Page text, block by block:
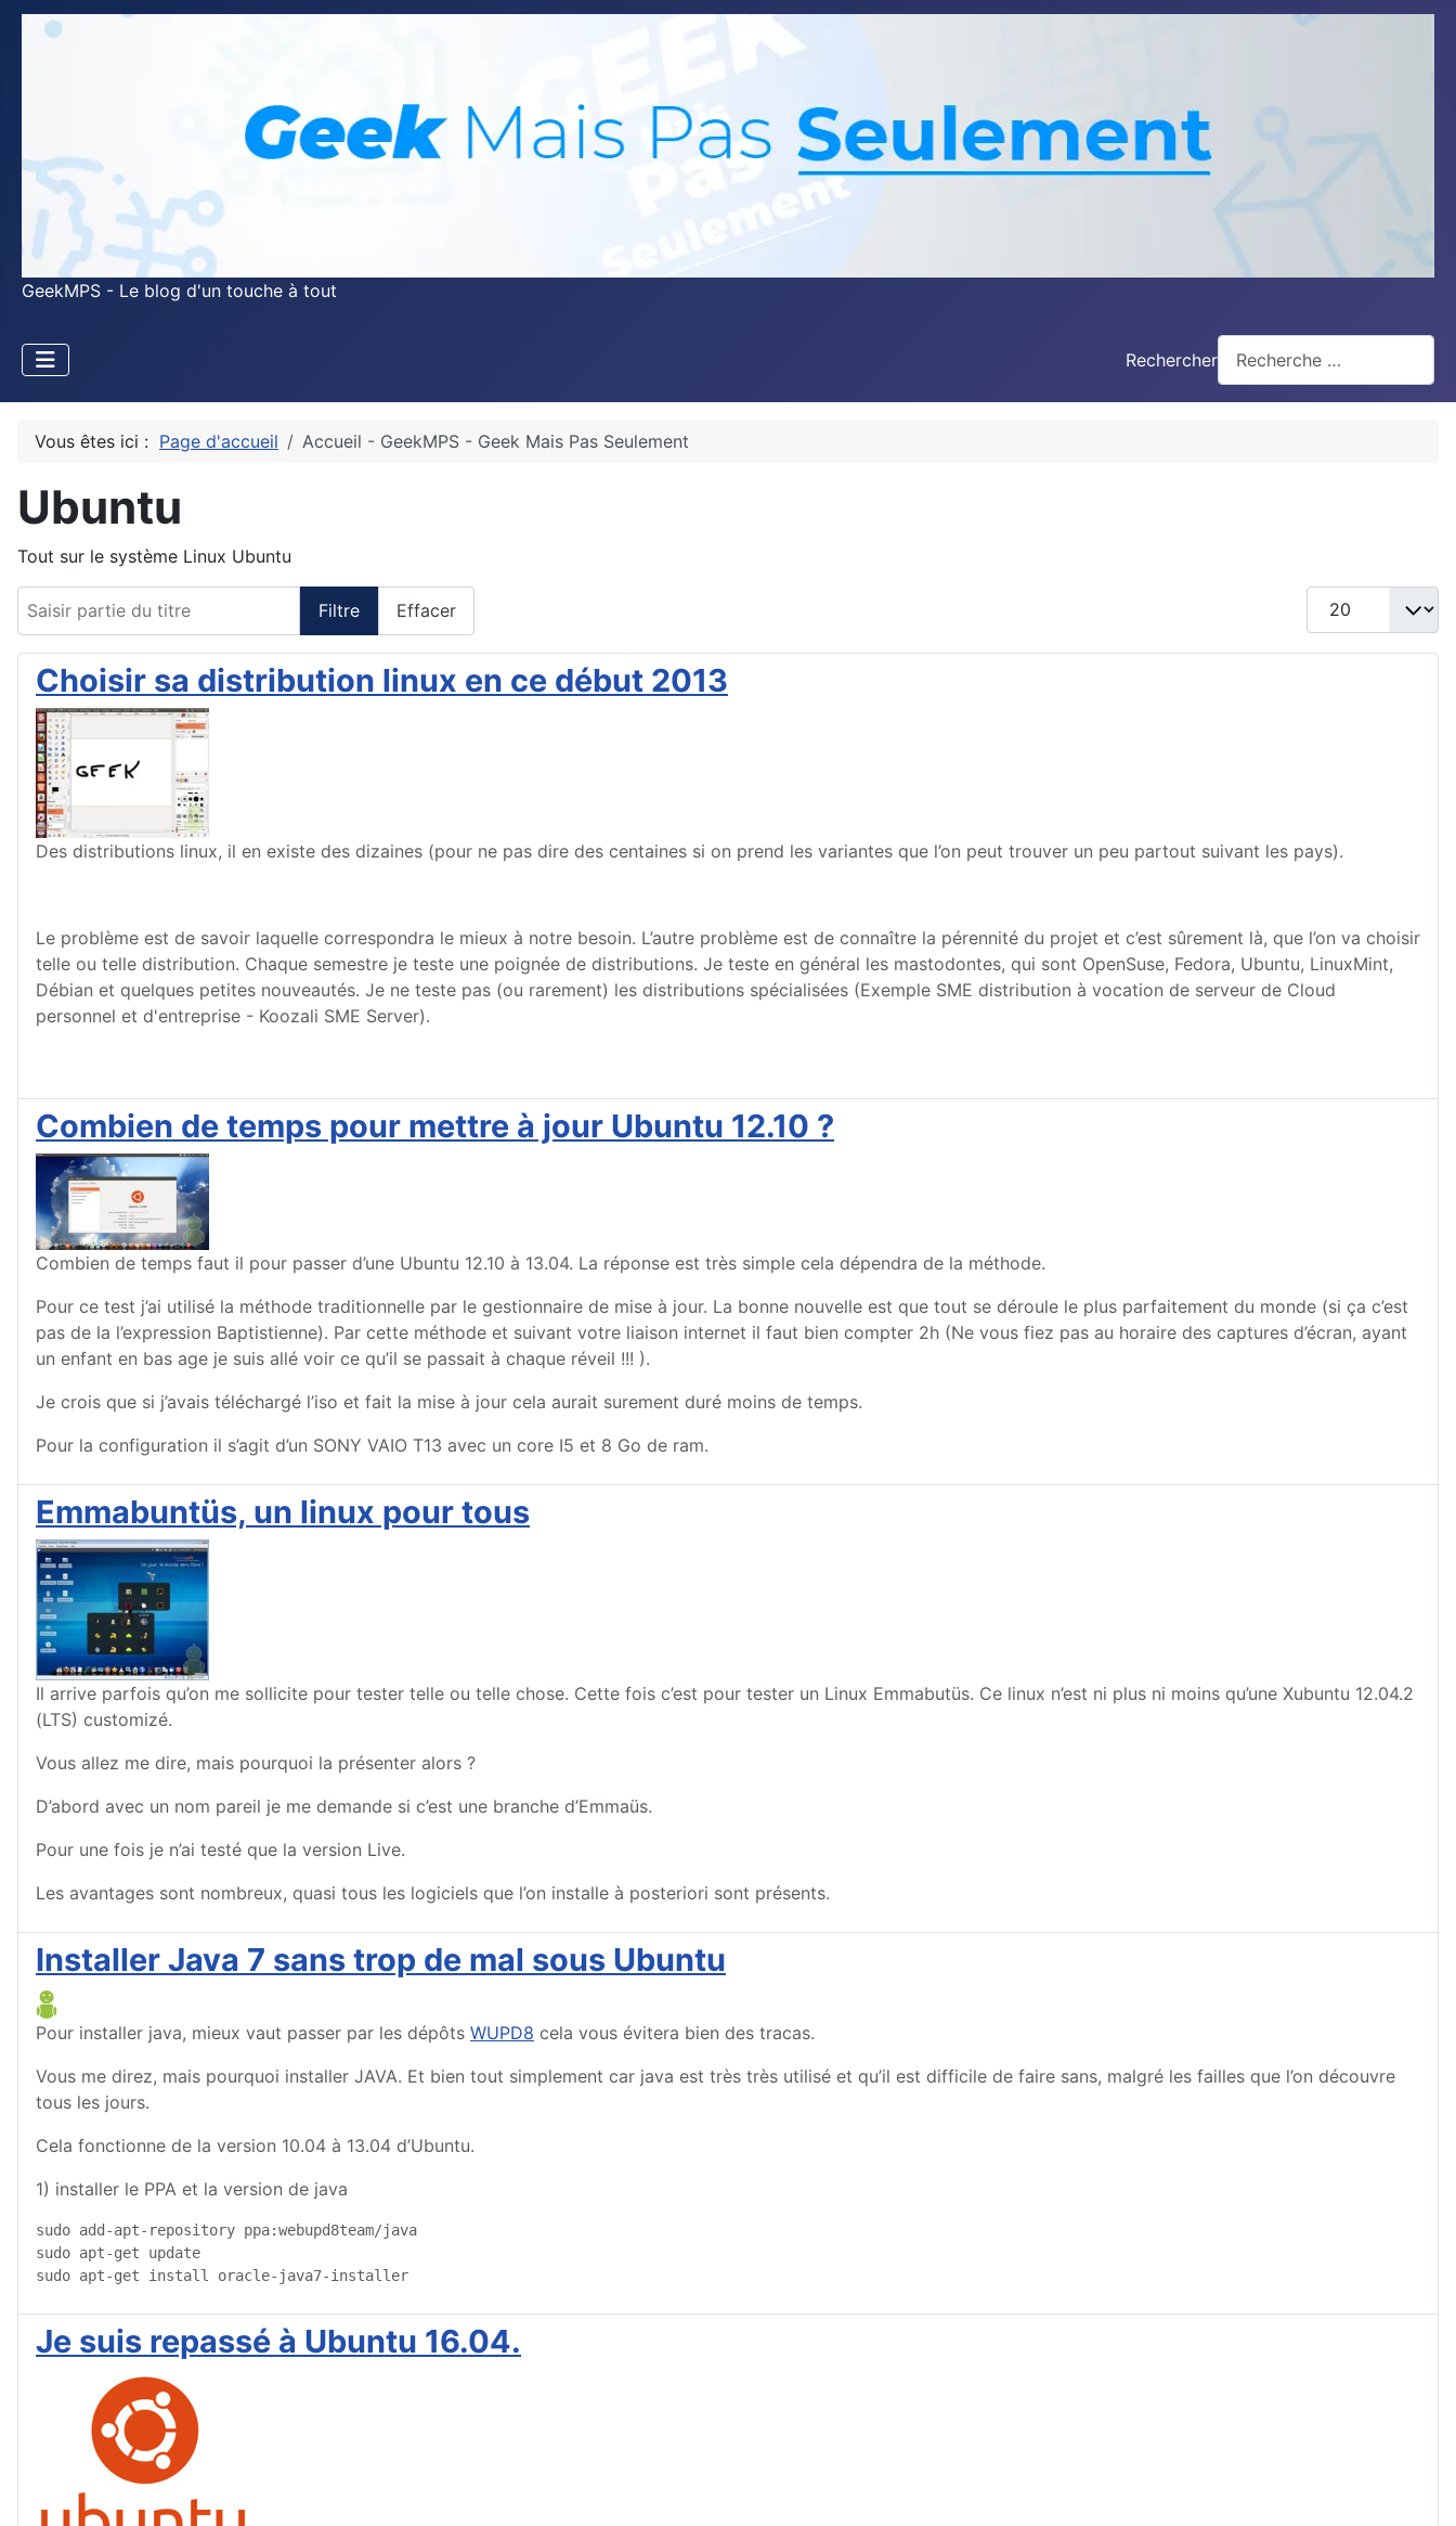
GeekMPS - Le blog d'un touche à tout
Rechercher
Vous êtes ici : Page d'accueil Accueil - GeekMPS - Geek Mais Pas Seulement
Ubuntu
Tout sur le système Linux Ubuntu
Filtre Effacer
Afficher #
Choisir sa distribution linux en ce début 2013
Des distributions linux, il en existe des dizaines (pour ne pas dire des centaines si on prend les variantes que l’on peut trouver un peu partout suivant les pays).
Le problème est de savoir laquelle correspondra le mieux à notre besoin. L’autre problème est de connaître la pérennité du projet et c’est sûrement là, que l’on va choisir
telle ou telle distribution. Chaque semestre je teste une poignée de distributions. Je teste en général les mastodontes, qui sont OpenSuse, Fedora, Ubuntu, LinuxMint,
Débian et quelques petites nouveautés. Je ne teste pas (ou rarement) les distributions spécialisées (Exemple SME distribution à vocation de serveur de Cloud
personnel et d'entreprise - Koozali SME Server).
Combien de temps pour mettre à jour Ubuntu 12.10 ?
Combien de temps faut il pour passer d’une Ubuntu 12.10 à 13.04. La réponse est très simple cela dépendra de la méthode.
Pour ce test j’ai utilisé la méthode traditionnelle par le gestionnaire de mise à jour. La bonne nouvelle est que tout se déroule le plus parfaitement du monde (si ça c’est
pas de la l’expression Baptistienne). Par cette méthode et suivant votre liaison internet il faut bien compter 2h (Ne vous fiez pas au horaire des captures d’écran, ayant
un enfant en bas age je suis allé voir ce qu’il se passait à chaque réveil !!! ).
Je crois que si j’avais téléchargé l’iso et fait la mise à jour cela aurait surement duré moins de temps.
Pour la configuration il s’agit d’un SONY VAIO T13 avec un core I5 et 8 Go de ram.
Emmabuntüs, un linux pour tous
Il arrive parfois qu’on me sollicite pour tester telle ou telle chose. Cette fois c’est pour tester un Linux Emmabutüs. Ce linux n’est ni plus ni moins qu’une Xubuntu 12.04.2
(LTS) customizé.
Vous allez me dire, mais pourquoi la présenter alors ?
D’abord avec un nom pareil je me demande si c’est une branche d’Emmaüs.
Pour une fois je n’ai testé que la version Live.
Les avantages sont nombreux, quasi tous les logiciels que l’on installe à posteriori sont présents.
Installer Java 7 sans trop de mal sous Ubuntu
Pour installer java, mieux vaut passer par les dépôts WUPD8 cela vous évitera bien des tracas.
Vous me direz, mais pourquoi installer JAVA. Et bien tout simplement car java est très très utilisé et qu’il est difficile de faire sans, malgré les failles que l’on découvre
tous les jours.
Cela fonctionne de la version 10.04 à 13.04 d’Ubuntu.
1) installer le PPA et la version de java
sudo add-apt-repository ppa:webupd8team/java
sudo apt-get update
sudo apt-get install oracle-java7-installer
Je suis repassé à Ubuntu 16.04.